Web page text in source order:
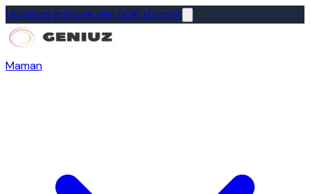
Livraison gratuite dès 50€ d'achat
Maman